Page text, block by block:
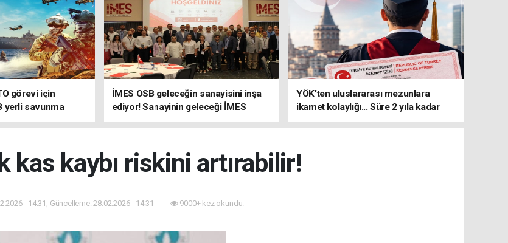
görevi için
yerli savunma
İMES OSB geleceğin sanayisini inşa
ediyor! Sanayinin geleceği İMES
OSB'de konuşuldu
YÖK'ten uluslararası mezunlara
ikamet kolaylığı... Süre 2 yıla kadar
uzatılabilecek
kas kaybı riskini artırabilir!
- 14:31, Güncelleme: 28.02.2026 - 14:31 9000+ kez okundu.